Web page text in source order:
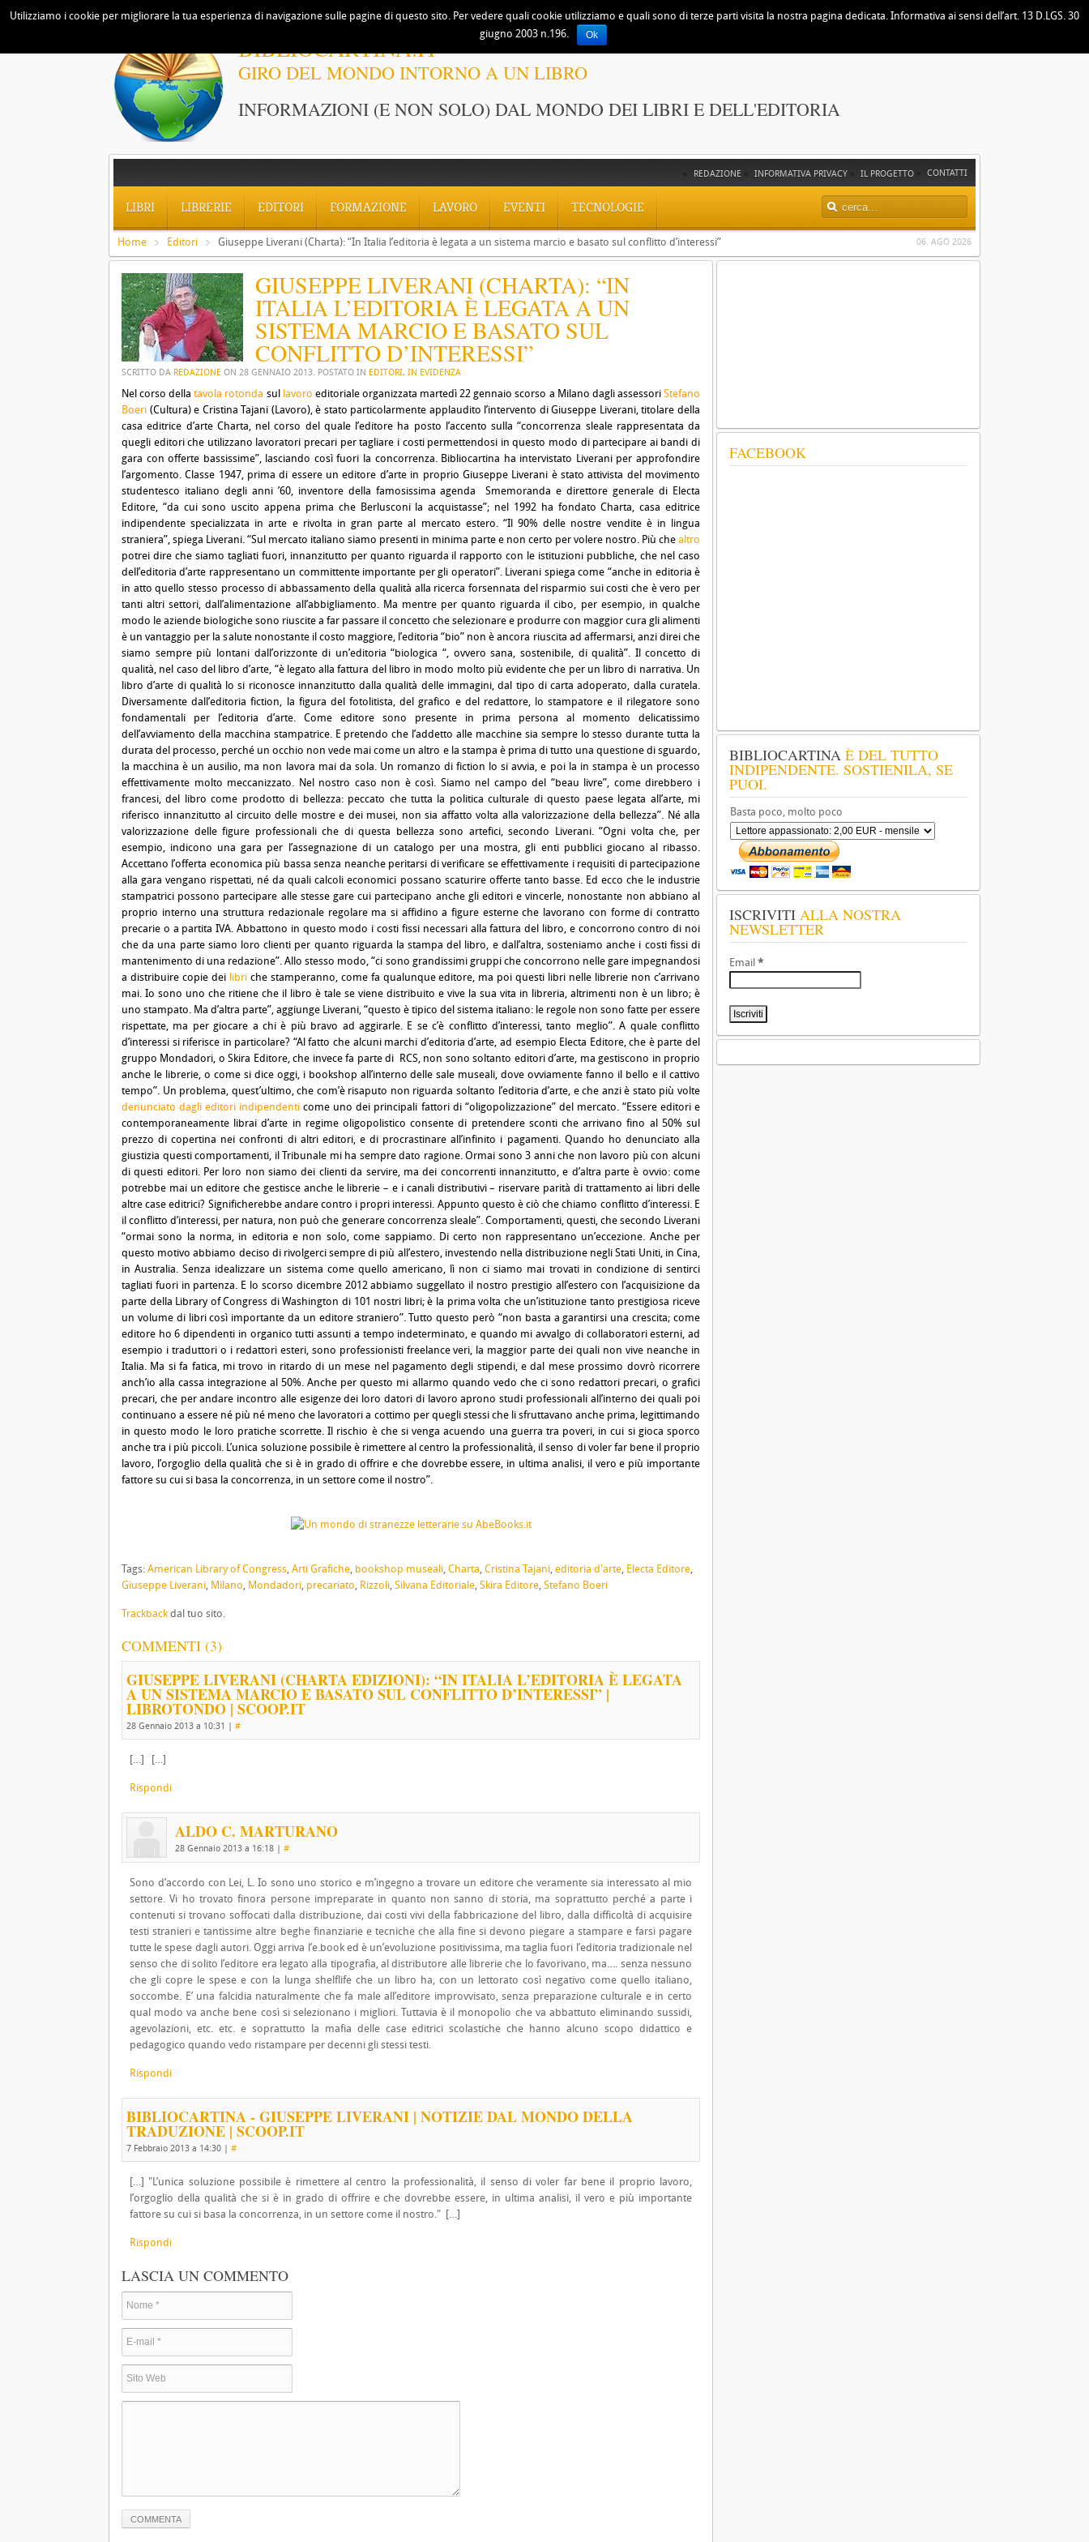
BIBLIOCARTINA.IT
GIRO DEL MONDO INTORNO A UN LIBRO
INFORMAZIONI (E NON SOLO) DAL MONDO DEI LIBRI E DELL'EDITORIA
CONTATTI
IL PROGETTO
INFORMATIVA PRIVACY
REDAZIONE
LIBRI LIBRERIE EDITORI FORMAZIONE LAVORO EVENTI TECNOLOGIE
06. AGO 2026
Home Editori Giuseppe Liverani (Charta): “In Italia l’editoria è legata a un sistema marcio e basato sul conflitto d’interessi”
GIUSEPPE LIVERANI (CHARTA): “IN
ITALIA L’EDITORIA È LEGATA A UN
SISTEMA MARCIO E BASATO SUL
CONFLITTO D’INTERESSI”
SCRITTO DA REDAZIONE ON 28 GENNAIO 2013. POSTATO IN EDITORI, IN EVIDENZA
Nel corso dellatavola rotonda sul lavoro editoriale organizzata martedì 22 gennaio scorso a Milano dagli assessoriStefano
Boeri (Cultura) e Cristina Tajani (Lavoro), è stato particolarmente applaudito l’intervento di Giuseppe Liverani, titolare della
casa editrice d’arte Charta, nel corso del quale l’editore ha posto l’accento sulla “concorrenza sleale rappresentata da
quegli editori che utilizzano lavoratori precari per tagliare i costi permettendosi in questo modo di partecipare ai bandi di
gara con offerte bassissime”, lasciando così fuori la concorrenza. Bibliocartina ha intervistato Liverani per approfondire
l’argomento.Classe 1947, prima di essere un editore d’arte in proprio Giuseppe Liverani è stato attivista del movimento
studentesco italiano degli anni ’60, inventore della famosissima agenda Smemoranda e direttore generale di Electa
Editore, “da cui sono uscito appena prima che Berlusconi la acquistasse”; nel 1992 ha fondato Charta, casa editrice
indipendente specializzata in arte e rivolta in gran parte al mercato estero. “Il 90% delle nostre vendite è in lingua
straniera”, spiega Liverani. “Sul mercato italiano siamo presenti in minima parte e non certo per volere nostro. Più che altro
potrei dire che siamo tagliati fuori, innanzitutto per quanto riguarda il rapporto con le istituzioni pubbliche, che nel caso
dell’editoria d’arte rappresentano un committente importante per gli operatori”. Liverani spiega come “anche in editoria è
in atto quello stesso processo di abbassamento della qualità alla ricerca forsennata del risparmio sui costi che è vero per
tanti altri settori, dall’alimentazione all’abbigliamento. Ma mentre per quanto riguarda il cibo, per esempio, in qualche
modo le aziende biologiche sono riuscite a far passare il concetto che selezionare e produrre con maggior cura gli alimenti
è un vantaggio per la salute nonostante il costo maggiore, l’editoria “bio” non è ancora riuscita ad affermarsi, anzi direi che
siamo sempre più lontani dall’orizzonte di un’editoria “biologica “, ovvero sana, sostenibile, di qualità”. Il concetto di
qualità, nel caso del libro d’arte, “è legato alla fattura del libro in modo molto più evidente che per un libro di narrativa. Un
libro d’arte di qualità lo si riconosce innanzitutto dalla qualità delle immagini, dal tipo di carta adoperato, dalla curatela.
Diversamente dall’editoria fiction, la figura del fotolitista, del grafico e del redattore, lo stampatore e il rilegatore sono
fondamentali per l’editoria d’arte. Come editore sono presente in prima persona al momento delicatissimo
dell’avviamento della macchina stampatrice. E pretendo che l’addetto alle macchine sia sempre lo stesso durante tutta la
durata del processo, perché un occhio non vede mai come un altro e la stampa è prima di tutto una questione di sguardo,
la macchina è un ausilio, ma non lavora mai da sola. Un romanzo di fiction lo si avvia, e poi la in stampa è un processo
effettivamente molto meccanizzato. Nel nostro caso non è così. Siamo nel campo del “beau livre”, come direbbero i
francesi, del libro come prodotto di bellezza: peccato che tutta la politica culturale di questo paese legata all’arte, mi
riferisco innanzitutto al circuito delle mostre e dei musei, non sia affatto volta alla valorizzazione della bellezza”. Né alla
valorizzazione delle figure professionali che di questa bellezza sono artefici, secondo Liverani. “Ogni volta che, per
esempio, indicono una gara per l’assegnazione di un catalogo per una mostra, gli enti pubblici giocano al ribasso.
Accettano l’offerta economica più bassa senza neanche peritarsi di verificare se effettivamente i requisiti di partecipazione
alla gara vengano rispettati, né da quali calcoli economici possano scaturire offerte tanto basse. Ed ecco che le industrie
stampatrici possono partecipare alle stesse gare cui partecipano anche gli editori e vincerle, nonostante non abbiano al
proprio interno una struttura redazionale regolare ma si affidino a figure esterne che lavorano con forme di contratto
precarie o a partita IVA. Abbattono in questo modo i costi fissi necessari alla fattura del libro, e concorrono contro di noi
che da una parte siamo loro clienti per quanto riguarda la stampa del libro, e dall’altra, sosteniamo anche i costi fissi di
mantenimento di una redazione”. Allo stesso modo, “ci sono grandissimi gruppi che concorrono nelle gare impegnandosi
a distribuire copie dei libriche stamperanno, come fa qualunque editore, ma poi questi libri nelle librerie non c’arrivano
mai. Io sono uno che ritiene che il libro è tale se viene distribuito e vive la sua vita in libreria, altrimenti non è un libro; è
uno stampato. Ma d’altra parte”, aggiunge Liverani, “questo è tipico del sistema italiano: le regole non sono fatte per essere
rispettate, ma per giocare a chi è più bravo ad aggirarle. E se c’è conflitto d’interessi, tanto meglio”. A quale conflitto
d’interessi si riferisce in particolare? “Al fatto che alcuni marchi d’editoria d’arte, ad esempio Electa Editore, che è parte del
gruppo Mondadori, o Skira Editore, che invece fa parte di RCS, non sono soltanto editori d’arte, ma gestiscono in proprio
anche le librerie, o come si dice oggi, i bookshop all’interno delle sale museali, dove ovviamente fanno il bello e il cattivo
tempo”. Un problema, quest’ultimo, che com’è risaputo non riguarda soltanto l’editoria d’arte, e che anzi è stato più volte
denunciato dagli editori indipendenti come uno dei principali fattori di “oligopolizzazione” del mercato. “Essere editori e
contemporaneamente librai d’arte in regime oligopolistico consente di pretendere sconti che arrivano fino al 50% sul
prezzo di copertina nei confronti di altri editori, e di procrastinare all’infinito i pagamenti. Quando ho denunciato alla
giustizia questi comportamenti, il Tribunale mi ha sempre dato ragione. Ormai sono 3 anni che non lavoro più con alcuni
di questi editori. Per loro non siamo dei clienti da servire, ma dei concorrenti innanzitutto, e d’altra parte è ovvio: come
potrebbe mai un editore che gestisce anche le librerie – e i canali distributivi – riservare parità di trattamento ai libri delle
altre case editrici? Significherebbe andare contro i propri interessi. Appunto questo è ciò che chiamo conflitto d’interessi. E
il conflitto d’interessi, per natura, non può che generare concorrenza sleale”. Comportamenti, questi, che secondo Liverani
“ormai sono la norma, in editoria e non solo, come sappiamo. Di certo non rappresentano un’eccezione. Anche per
questo motivo abbiamo deciso di rivolgerci sempre di più all’estero, investendo nella distribuzione negli Stati Uniti, in Cina,
in Australia. Senza idealizzare un sistema come quello americano, lì non ci siamo mai trovati in condizione di sentirci
tagliati fuori in partenza. E lo scorso dicembre 2012 abbiamo suggellato il nostro prestigio all’estero con l’acquisizione da
parte della Library of Congress di Washington di 101 nostri libri; è la prima volta che un’istituzione tanto prestigiosa riceve
un volume di libri così importante da un editore straniero”. Tutto questo però “non basta a garantirsi una crescita; come
editore ho 6 dipendenti in organico tutti assunti a tempo indeterminato, e quando mi avvalgo di collaboratori esterni, ad
esempio i traduttori o i redattori esteri, sono professionisti freelance veri, la maggior parte dei quali non vive neanche in
Italia. Ma si fa fatica, mi trovo in ritardo di un mese nel pagamento degli stipendi, e dal mese prossimo dovrò ricorrere
anch’io alla cassa integrazione al 50%. Anche per questo mi allarmo quando vedo che ci sono redattori precari, o grafici
precari, che per andare incontro alle esigenze dei loro datori di lavoro aprono studi professionali all’interno dei quali poi
continuano a essere né più né meno che lavoratori a cottimo per quegli stessi che li sfruttavano anche prima, legittimando
in questo modo le loro pratiche scorrette. Il rischio è che si venga acuendo una guerra tra poveri, in cui si gioca sporco
anche tra i più piccoli. L’unica soluzione possibile è rimettere al centro la professionalità, il senso di voler far bene il proprio
lavoro, l’orgoglio della qualità che si è in grado di offrire e che dovrebbe essere, in ultima analisi, il vero e più importante
fattore su cui si basa la concorrenza, in un settore come il nostro”.
Tags: American Library of Congress, Arti Grafiche, bookshop museali, Charta, Cristina Tajani, editoria d'arte, Electa Editore,
Giuseppe Liverani, Milano, Mondadori, precariato, Rizzoli, Silvana Editoriale, Skira Editore, Stefano Boeri
Trackbackdal tuo sito.
COMMENTI (3)
GIUSEPPE LIVERANI (CHARTA EDIZIONI): “IN ITALIA L’EDITORIA È LEGATA
A UN SISTEMA MARCIO E BASATO SUL CONFLITTO D’INTERESSI” |
LIBROTONDO | SCOOP.IT
28 Gennaio 2013 a 10:31 | #
[…] […]
Rispondi
ALDO C. MARTURANO
28 Gennaio 2013 a 16:18 | #
Sono d’accordo con Lei, L. Io sono uno storico e m’ingegno a trovare un editore che veramente sia interessato al mio
settore. Vi ho trovato finora persone impreparate in quanto non sanno di storia, ma soprattutto perché a parte i
contenuti si trovano soffocati dalla distribuzione, dai costi vivi della fabbricazione del libro, dalla difficoltà di acquisire
testi stranieri e tantissime altre beghe finanziarie e tecniche che alla fine si devono piegare a stampare e farsi pagare
tutte le spese dagli autori. Oggi arriva l’e.book ed è un’evoluzione positivissima, ma taglia fuori l’editoria tradizionale nel
senso che di solito l’editore era legato alla tipografia, al distributore alle librerie che lo favorivano, ma…. senza nessuno
che gli copre le spese e con la lunga shelflife che un libro ha, con un lettorato così negativo come quello italiano,
soccombe. E’ una falcidia naturalmente che fa male all’editore improvvisato, senza preparazione culturale e in certo
qual modo va anche bene così si selezionano i migliori. Tuttavia è il monopolio che va abbattuto eliminando sussidi,
agevolazioni, etc. etc. e soprattutto la mafia delle case editrici scolastiche che hanno alcuno scopo didattico e
pedagogico quando vedo ristampare per decenni gli stessi testi.
Rispondi
BIBLIOCARTINA - GIUSEPPE LIVERANI | NOTIZIE DAL MONDO DELLA
TRADUZIONE | SCOOP.IT
7 Febbraio 2013 a 14:30 | #
[…] "L’unica soluzione possibile è rimettere al centro la professionalità, il senso di voler far bene il proprio lavoro,
l’orgoglio della qualità che si è in grado di offrire e che dovrebbe essere, in ultima analisi, il vero e più importante
fattore su cui si basa la concorrenza, in un settore come il nostro." […]
Rispondi
LASCIA UN COMMENTO
FACEBOOK
BIBLIOCARTINA È DEL TUTTO
INDIPENDENTE. SOSTIENILA, SE
PUOI.
Basta poco, molto poco
ISCRIVITI ALLA NOSTRA
NEWSLETTER
Email *
Utilizziamo i cookie per migliorare la tua esperienza di navigazione sulle pagine di questo sito. Per vedere quali cookie utilizziamo e quali sono di terze parti visita la nostra pagina dedicata. Informativa ai sensi dell’art. 13 D.LGS. 30
giugno 2003 n.196.
Ok